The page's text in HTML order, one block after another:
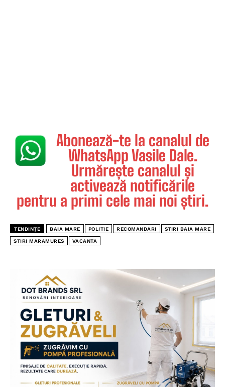
Abonează-te la canalul de
WhatsApp Vasile Dale.
Urmărește canalul și
activează notificările
pentru a primi cele mai noi știri.
TENDINȚE BAIA MARE POLITIE RECOMANDARI STIRI BAIA MARE
STIRI MARAMURES VACANTA